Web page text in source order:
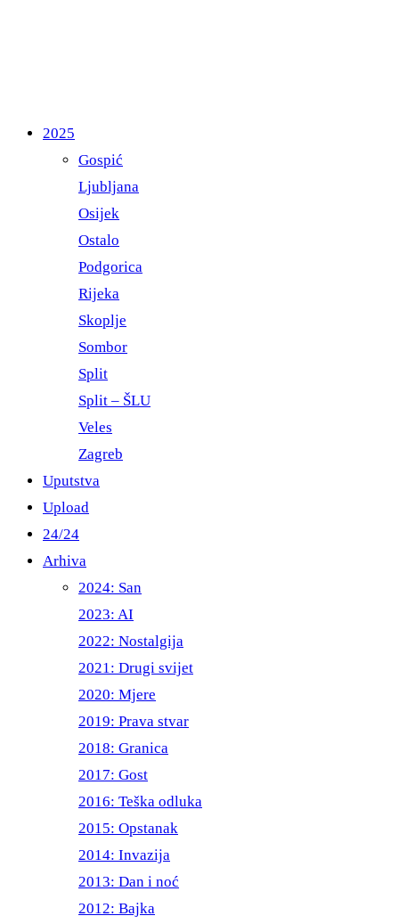
2025
Gospić
Ljubljana
Osijek
Ostalo
Podgorica
Rijeka
Skoplje
Sombor
Split
Split – ŠLU
Veles
Zagreb
Uputstva
Upload
24/24
Arhiva
2024: San
2023: AI
2022: Nostalgija
2021: Drugi svijet
2020: Mjere
2019: Prava stvar
2018: Granica
2017: Gost
2016: Teška odluka
2015: Opstanak
2014: Invazija
2013: Dan i noć
2012: Bajka